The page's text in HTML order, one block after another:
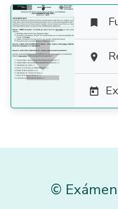




©